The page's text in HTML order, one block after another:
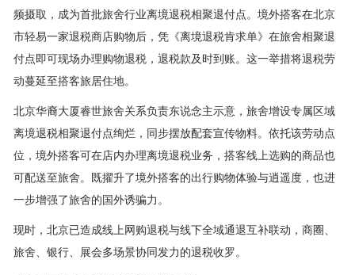
频摄取，成为首批旅舍行业离境退税相聚退付点。境外搭客在北京
市轻易一家退税商店购物后，凭《离境退税肯求单》在旅舍相聚退
付点即可现场办理购物退税，退税款及时到账。这一举措将退税劳
动蔓延至搭客旅居住地。
北京华裔大厦睿世旅舍关系负责东说念主示意，旅舍增设专属区域
离境退税相聚退付点绚烂，同步摆放配套宣传物料。依托该劳动点
位，境外搭客可在店内办理离境退税业务，搭客线上选购的商品也
可配送至旅舍。既擢升了境外搭客的出行购物体验与逍遥度，也进
一步增强了旅舍的国外诱骗力。
现时，北京已造成线上网购退税与线下全域通退互补联动，商圈、
旅舍、银行、展会多场景协同发力的退税收罗。